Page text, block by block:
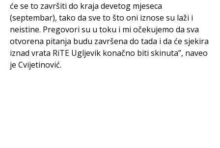
će se to završiti do kraja devetog mjeseca
(septembar), tako da sve to što oni iznose su laži i
neistine. Pregovori su u toku i mi očekujemo da sva
otvorena pitanja budu završena do tada i da će sjekira
iznad vrata RiTE Ugljevik konačno biti skinuta”, naveo
je Cvijetinović.